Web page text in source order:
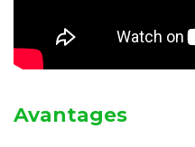
Avantages